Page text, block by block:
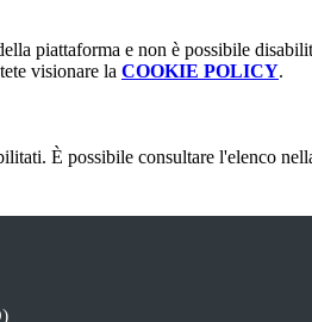
piattaforma e non è possibile
visionare la COOKIE POLICY.
È possibile consultare l'elenco